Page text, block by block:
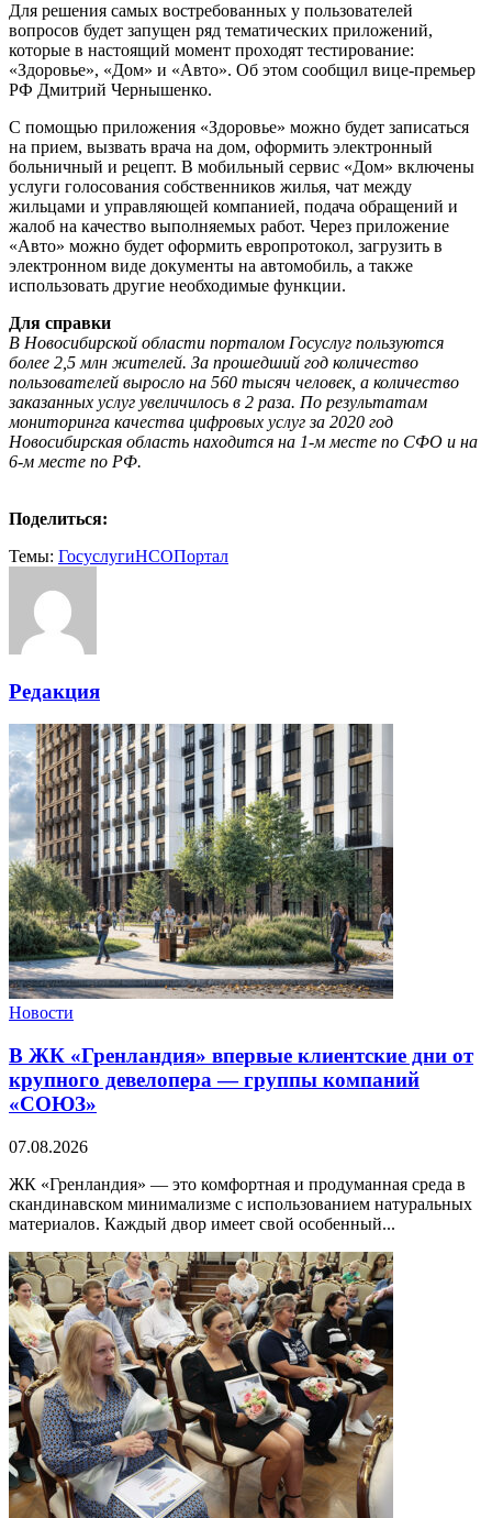
Для решения самых востребованных у пользователей
вопросов будет запущен ряд тематических приложений,
которые в настоящий момент проходят тестирование:
«Здоровье», «Дом» и «Авто». Об этом сообщил вице-премьер
РФ Дмитрий Чернышенко.
С помощью приложения «Здоровье» можно будет записаться
на прием, вызвать врача на дом, оформить электронный
больничный и рецепт. В мобильный сервис «Дом» включены
услуги голосования собственников жилья, чат между
жильцами и управляющей компанией, подача обращений и
жалоб на качество выполняемых работ. Через приложение
«Авто» можно будет оформить европротокол, загрузить в
электронном виде документы на автомобиль, а также
использовать другие необходимые функции.
Для справки
В Новосибирской области порталом Госуслуг пользуются
более 2,5 млн жителей. За прошедший год количество
пользователей выросло на 560 тысяч человек, а количество
заказанных услуг увеличилось в 2 раза. По результатам
мониторинга качества цифровых услуг за 2020 год
Новосибирская область находится на 1-м месте по СФО и на
6-м месте по РФ.
Поделиться:
Темы: ГосуслугиНСОПортал
Редакция
Новости
В ЖК «Гренландия» впервые клиентские дни от
крупного девелопера — группы компаний
«СОЮЗ»
07.08.2026
ЖК «Гренландия» — это комфортная и продуманная среда в
скандинавском минимализме с использованием натуральных
материалов. Каждый двор имеет свой особенный...